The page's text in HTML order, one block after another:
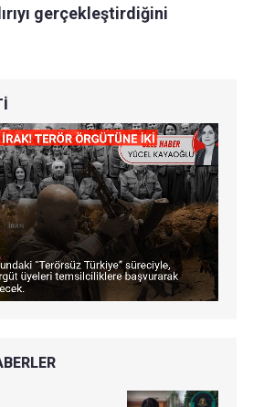
gerçekleştirdiğini